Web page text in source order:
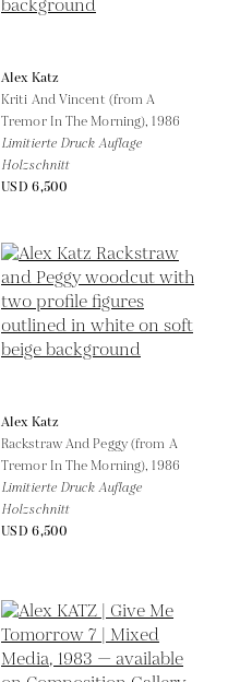
Alex Katz
Kriti And Vincent (from A
Tremor In The Morning),1986
Limitierte Druck Auflage
Holzschnitt
USD 6,500
Alex Katz
Rackstraw And Peggy (from A
Tremor In The Morning),1986
Limitierte Druck Auflage
Holzschnitt
USD 6,500